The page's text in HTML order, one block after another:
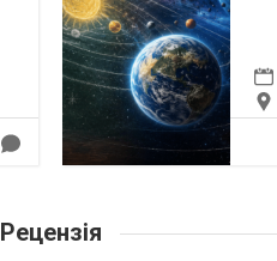
Рецензія